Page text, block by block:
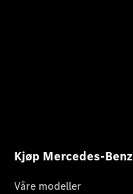
Kjøp Mercedes-Benz
Våre modeller